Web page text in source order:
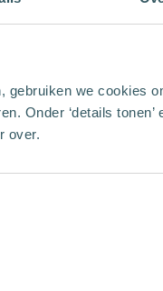
gebruiken we cookies
Onder ‘details tonen’
over.